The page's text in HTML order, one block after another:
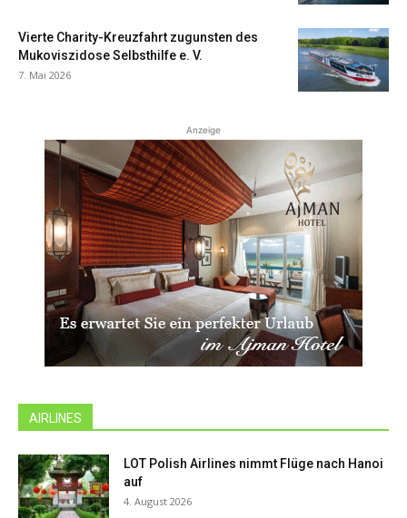
Vierte Charity-Kreuzfahrt zugunsten des
Mukoviszidose Selbsthilfe e. V.
7. Mai 2026
Anzeige
AIRLINES
LOT Polish Airlines nimmt Flüge nach Hanoi
auf
4. August 2026